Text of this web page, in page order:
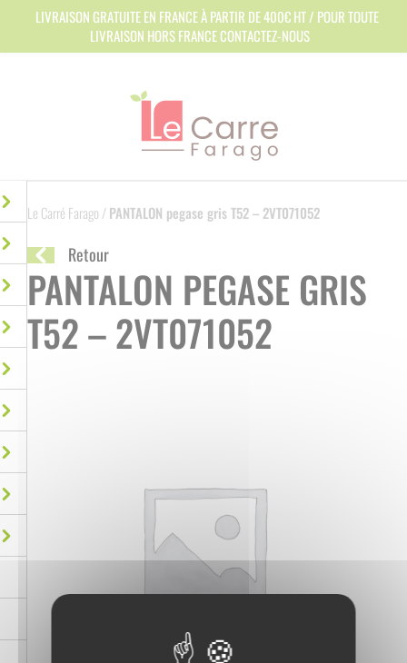
Le Carré Farago /PANTALON pegase gris T52 – 2VT071052
Retour
PANTALON PEGASE GRIS
T52 – 2VT071052
LIVRAISON GRATUITE EN FRANCE À PARTIR DE 400€ HT / POUR TOUTE
LIVRAISON HORS FRANCE CONTACTEZ-NOUS
Panneau de gestion des cookies